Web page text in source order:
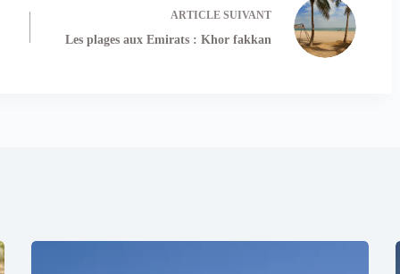
ARTICLESUIVANT
Les plages aux Emirats : Khor fakkan